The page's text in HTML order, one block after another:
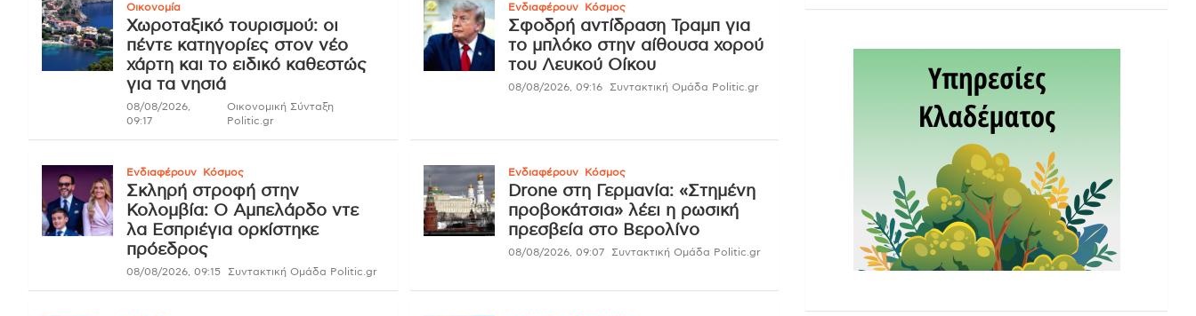
Οικονομία
Χωροταξικό τουρισμού: οι
πέντε κατηγορίες στον νέο
χάρτη και το ειδικό καθεστώς
για τα νησιά
08/08/2026,
09:17
Οικονομική Σύνταξη
Politic.gr
Ενδιαφέρουν Κόσμος
Σφοδρή αντίδραση Τραμπ για
το μπλόκο στην αίθουσα χορού
του Λευκού Οίκου
08/08/2026, 09:16 Συντακτική Ομάδα Politic.gr
Ενδιαφέρουν Κόσμος
Σκληρή στροφή στην
Κολομβία: Ο Αμπελάρδο ντε
λα Εσπριέγια ορκίστηκε
πρόεδρος
08/08/2026, 09:15 Συντακτική Ομάδα Politic.gr
Ενδιαφέρουν Κόσμος
Drone στη Γερμανία: «Στημένη
προβοκάτσια» λέει η ρωσική
πρεσβεία στο Βερολίνο
08/08/2026, 09:07 Συντακτική Ομάδα Politic.gr